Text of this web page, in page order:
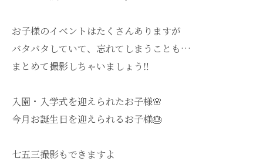
お子様のイベントはたくさんありますが
バタバタしていて、忘れてしまうことも…
まとめて撮影しちゃいましょう‼
入園・入学式を迎えられたお子様🌸
今月お誕生日を迎えられるお子様🎂
七五三撮影もできますよ